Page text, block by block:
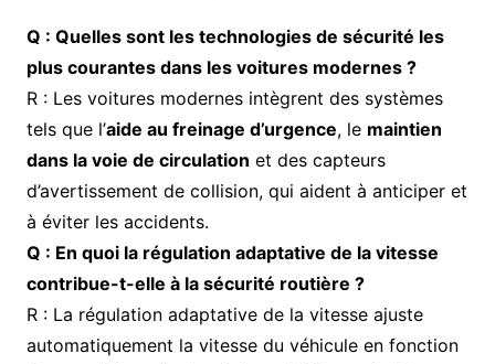
Q : Quelles sont les technologies de sécurité les
plus courantes dans les voitures modernes ?
R : Les voitures modernes intègrent des systèmes
tels que l’aide au freinage d’urgence, le maintien
dans la voie de circulation et des capteurs
d’avertissement de collision, qui aident à anticiper et
à éviter les accidents.
Q : En quoi la régulation adaptative de la vitesse
contribue-t-elle à la sécurité routière ?
R : La régulation adaptative de la vitesse ajuste
automatiquement la vitesse du véhicule en fonction